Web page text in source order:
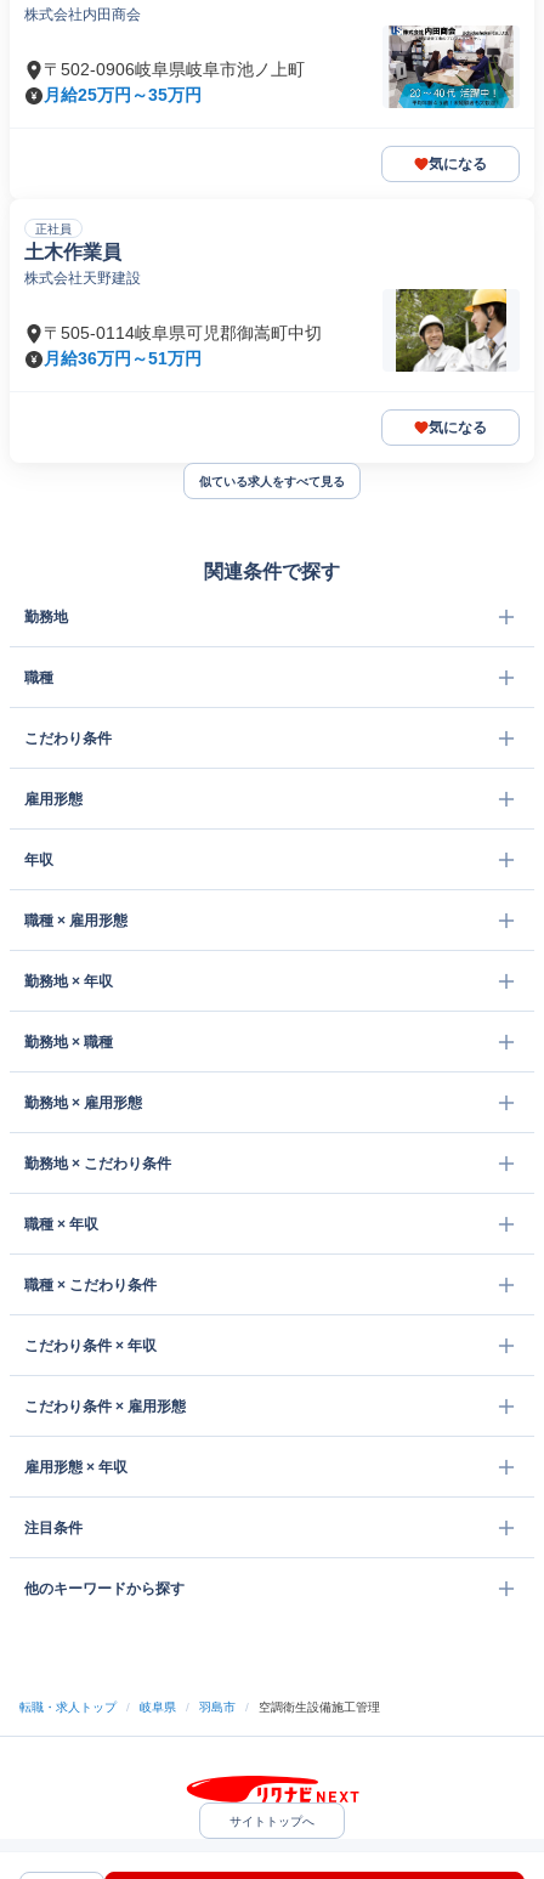
株式会社内田商会
〒502-0906岐阜県岐阜市池ノ上町
月給25万円～35万円
気になる
正社員
土木作業員
株式会社天野建設
〒505-0114岐阜県可児郡御嵩町中切
月給36万円～51万円
気になる
似ている求人をすべて見る
関連条件で探す
勤務地
職種
こだわり条件
雇用形態
年収
職種 × 雇用形態
勤務地 × 年収
勤務地 × 職種
勤務地 × 雇用形態
勤務地 × こだわり条件
職種 × 年収
職種 × こだわり条件
こだわり条件 × 年収
こだわり条件 × 雇用形態
雇用形態 × 年収
注目条件
他のキーワードから探す
転職・求人トップ / 岐阜県 / 羽島市 / 空調衛生設備施工管理
サイトトップへ